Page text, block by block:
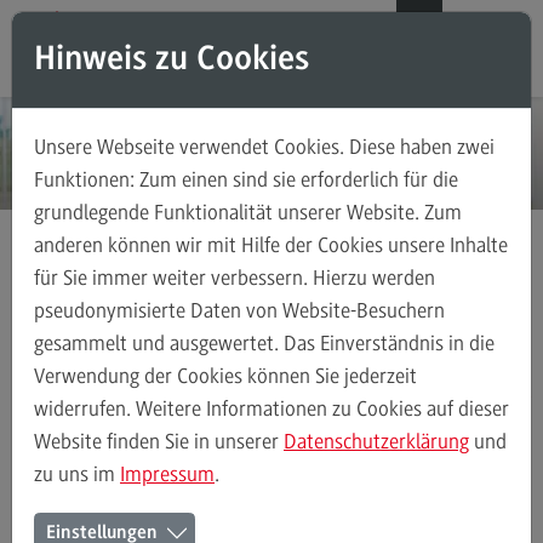
Direkt zum Inhalt
Direkt zum Hauptmenu
Direkt zum Footer
Modul-O-Mat
Masterstudiengänge
Accounting, Controlling, Taxation
Accounting, Controlling, Taxation
Modulangebot
Berufsperspektiven
Kontakt
Advanced Practice in Healthcare
Advanced Practice in Healthcare
Rahmenbedingungen
Masterstudiengänge Accounting, Controlling, Taxation
Accounting, Controlling, Taxation Modulangebot
Master Accounting, Controlling,
Hinweis zu Cookies
Unsere Webseite verwendet Cookies. Diese haben zwei
Funktionen: Zum einen sind sie erforderlich für die
grundlegende Funktionalität unserer Website. Zum
anderen können wir mit Hilfe der Cookies unsere Inhalte
für Sie immer weiter verbessern. Hierzu werden
pseudonymisierte Daten von Website-Besuchern
gesammelt und ausgewertet. Das Einverständnis in die
Verwendung der Cookies können Sie jederzeit
widerrufen. Weitere Informationen zu Cookies auf dieser
Website finden Sie in unserer Datenschutzerklärung und
zu uns im Impressum.
Einstellungen